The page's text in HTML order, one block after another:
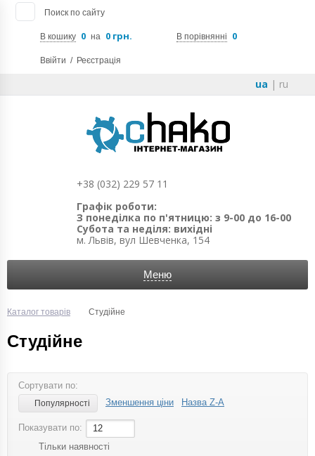
Поиск по сайту
В кошику 0 на 0 грн. В порівнянні 0
Ввійти / Реєстрація
ua | ru
+38 (032) 229 57 11
Графік роботи:
З понеділка по п'ятницю: з 9-00 до 16-00
Субота та неділя: вихідні
м. Львів, вул Шевченка, 154
Меню
Каталог товарів Студійне
Студійне
Сортувати по:
Популярності Зменшення ціни Назва Z-A
Показувати по:
12
Тільки наявності